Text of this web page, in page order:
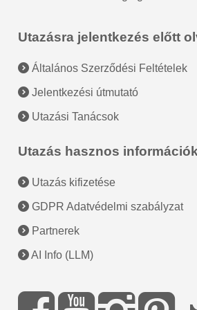
Utazásra jelentkezés előtt
Általános Szerződési Feltételek
Jelentkezési útmutató
Utazási Tanácsok
Utazás hasznos információk
Utazás kifizetése
GDPR Adatvédelmi szabályzat
Partnerek
AI Info (LLM)